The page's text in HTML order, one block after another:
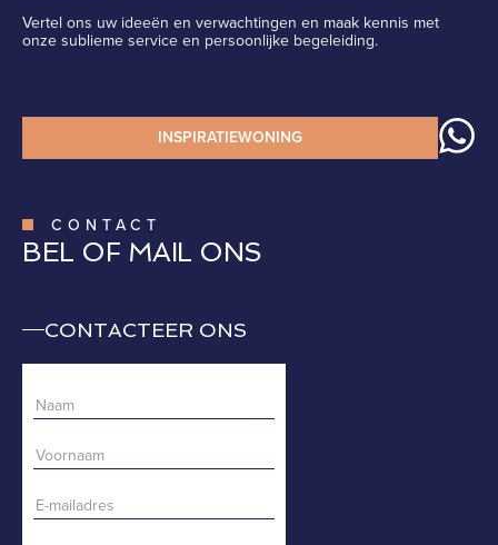
Vertel ons uw ideeën en verwachtingen en maak kennis met
onze sublieme service en persoonlijke begeleiding.
INSPIRATIEWONING
CONTACT
BEL OF MAIL ONS
CONTACTEER ONS